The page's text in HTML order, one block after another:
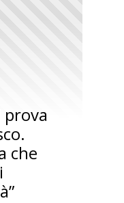
che